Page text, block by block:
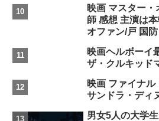
映画 マスター
師 感想 主演は
オファン/戸 国防
映画ヘルボー
ザ・クルキッ
映画 ファイナル
サンドラ・ディ
男女5人の大学